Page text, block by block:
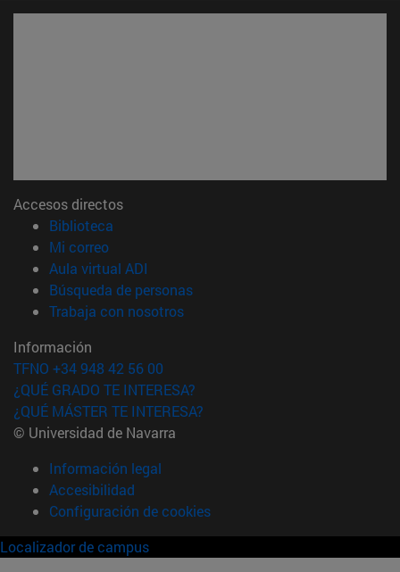
Accesos directos
Biblioteca
Mi correo(abre en nueva ventana)
Aula virtual ADI
Búsqueda de personas(abre en nueva ventana)
Trabaja con nosotros(abre en nueva ventana)
Información
TFNO +34 948 42 56 00
¿QUÉ GRADO TE INTERESA?
¿QUÉ MÁSTER TE INTERESA?
© Universidad de Navarra
Información legal
Accesibilidad
Configuración de cookies
Localizador de campus